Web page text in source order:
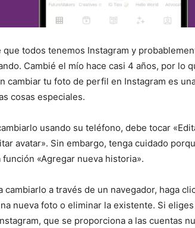
que todos tenemos Instagram y
Cambié el mío hace casi 4 años, por lo
cambiar tu foto de perfil en Instagram es
cosas especiales.
usando su teléfono, debe tocar
avatar». Sin embargo, tenga cuidado
«Agregar nueva historia».
cambiarlo a través de un navegador, haga
nueva foto o eliminar la existente. Si
que se proporciona a las cuentas